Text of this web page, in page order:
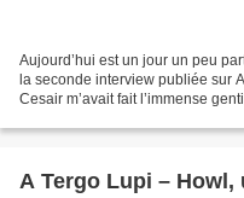
Aujourd’hui est un jour un peu
la seconde interview publiée sur
Cesair m’avait fait l’immense
A Tergo Lupi –